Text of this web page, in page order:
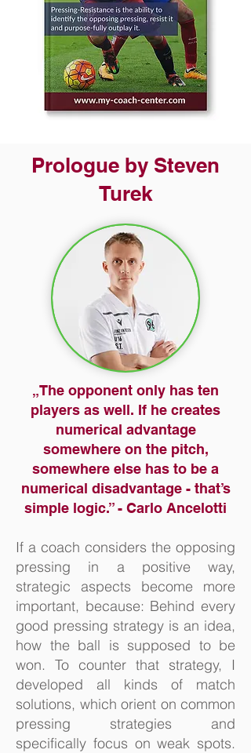
Prologue by Steven
Turek
„The opponent only has ten
players as well. If he creates
numerical advantage
somewhere on the pitch,
somewhere else has to be a
numerical disadvantage - that’s
simple logic.” - Carlo Ancelotti
If a coach considers the opposing
pressing in a positive way,
strategic aspects become more
important, because: Behind every
good pressing strategy is an idea,
how the ball is supposed to be
won. To counter that strategy, I
developed all kinds of match
solutions, which orient on common
pressing strategies and
specifically focus on weak spots.